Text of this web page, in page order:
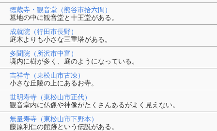
徳蔵寺・観音堂（熊谷市拾六間）
墓地の中に観音堂と十王堂がある。
成就院（行田市長野）
庭木よりも小さな三重塔がある。
多聞院（所沢市中富）
境内に樹が多く、庭のようになっている。
吉祥寺（東松山市古凍）
小さな丘陵の上にあるお寺。
世明寿寺（東松山市正代）
観音堂内に仏像や神像がたくさんあるがよく見えない。
無量寿寺（東松山市下野本）
藤原利仁の館跡という伝説がある。